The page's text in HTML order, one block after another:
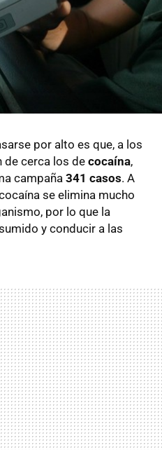
por alto es que, a los
de cerca los de cocaína,
campaña 341 casos. A
se elimina mucho
por lo que la
y conducir a las